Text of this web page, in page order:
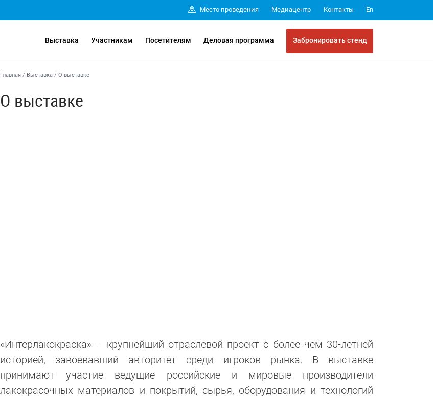
Место проведения Медиацентр Контакты En
Выставка Участникам Посетителям Деловая программа Забронировать стенд
Главная / Выставка / О выставке
О выставке
«Интерлакокраска» – крупнейший отраслевой проект с более чем 30-летней
историей, завоевавший авторитет среди игроков рынка. В выставке
принимают участие ведущие российские и мировые производители
лакокрасочных материалов и покрытий, сырья, оборудования и технологий